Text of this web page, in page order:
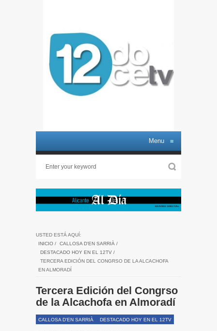
Menu ≡
USTED ESTÁ AQUÍ:
INICIO / CALLOSA D'EN SARRIÀ /
DESTACADO HOY EN EL 12TV /
TERCERA EDICIÓN DEL CONGRSO DE LA ALCACHOFA
EN ALMORADÍ
Tercera Edición del Congrso
de la Alcachofa en Almoradí
CALLOSA D'EN SARRIÀ DESTACADO HOY EN EL 12TV